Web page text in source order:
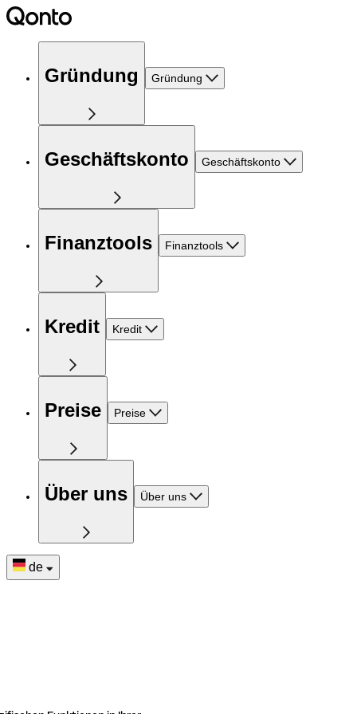
Gründung Gründung
Geschäftskonto Geschäftskonto
Finanztools Finanztools
Kredit Kredit
Preise Preise
Über uns Über uns
de